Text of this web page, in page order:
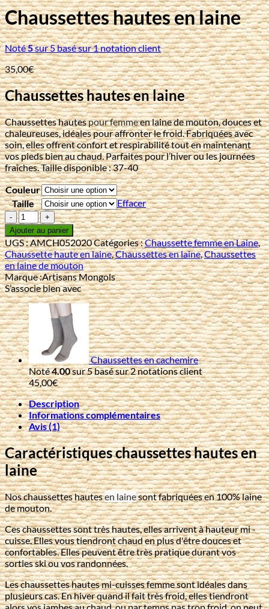
Chaussettes hautes en laine
Noté5sur 5 basé sur1notation client
35,00€
Chaussettes hautes en laine
Chaussettes hautespour femmeen laine de mouton, douces et
chaleureuses, idéales pour affronter le froid. Fabriquées avec
soin, elles offrent confort et respirabilité tout en maintenant
vos pieds bien au chaud. Parfaites pour l’hiver ou les journées
fraîches. Taille disponible : 37-40
Couleur
Taille
Effacer
quantité
de
Chaussettes
hautes
en
laine
Ajouter au panier
UGS :AMCH052020Catégories :Chaussette femme en Laine,
Chaussette haute en laine,Chaussettes en laine,Chaussettes
en laine de mouton
Marque :Artisans Mongols
S’associe bien avec
Chaussettes en cachemire
Noté4.00sur 5 basé sur2notations client
45,00€
Description
Informations complémentaires
Avis (1)
Caractéristiques chaussettes hautes en
laine
Nos chaussettes hautesen lainesont fabriquées en 100% laine
de mouton.
Ces chaussettes sont très hautes, elles arrivent à hauteur mi -
cuisse. Elles vous tiendront chaud en plus d'être douces et
confortables. Elles peuvent être très pratique durant vos
sorties ski ou vos randonnées.
Leschaussettes hautes mi-cuisses femmesont idéales dans
plusieurs cas. En hiver quand il fait très froid, elles tiendront
alors vos jambes au chaud, ou par temps pas trop froid, on peut